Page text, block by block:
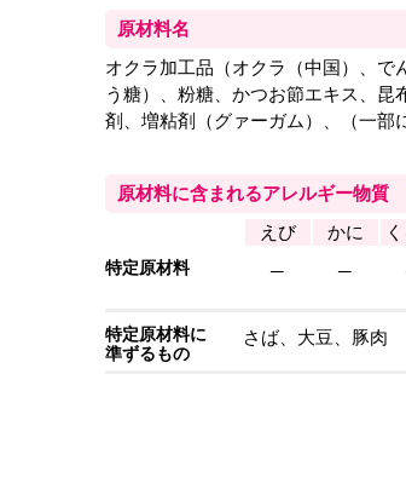
原材料名
オクラ加工品（オクラ（中国）、
う糖）、粉糖、かつお節エキス、
剤、増粘剤（グァーガム）、（一部
原材料に含まれるアレルギー物質
特定原材料
えび
─
かに
─
特定原材料に
準ずるもの
さば、大豆、豚肉